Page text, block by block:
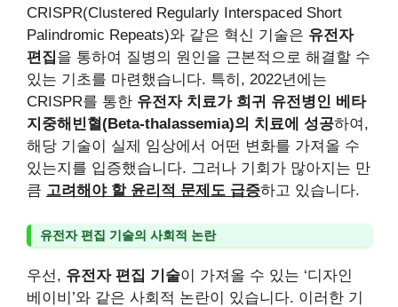
CRISPR(Clustered Regularly Interspaced Short
Palindromic Repeats)와 같은 혁신 기술은 유전자
편집을 통하여 질병의 원인을 근본적으로 해결할 수
있는 기초를 마련했습니다. 특히, 2022년에는
CRISPR를 통한 유전자 치료가 희귀 유전병인 베타
지중해빈혈(Beta-thalassemia)의 치료에 성공하여,
해당 기술이 실제 임상에서 어떤 변화를 가져올 수
있는지를 입증했습니다. 그러나 기회가 많아지는 만
큼 고려해야 할 윤리적 문제도 급증하고 있습니다.
유전자 편집 기술의 사회적 논란
우선, 유전자 편집 기술이 가져올 수 있는 ‘디자인
베이비’와 같은 사회적 논란이 있습니다. 이러한 기